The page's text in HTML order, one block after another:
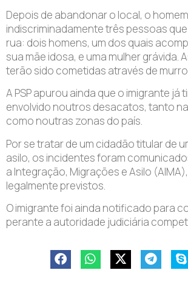
Depois de abandonar o local, o
indiscriminadamente três pessoas
rua: dois homens, um dos quais
sua mãe idosa, e uma mulher grávida.
terão sido cometidas através de
A PSP apurou ainda que o imigrante já
envolvido noutros desacatos, tanto
como noutras zonas do país.
Por se tratar de um cidadão titular de
asilo, os incidentes foram
a Integração, Migrações e Asilo
legalmente previstos.
O imigrante foi ainda notificado para
perante a autoridade judiciária